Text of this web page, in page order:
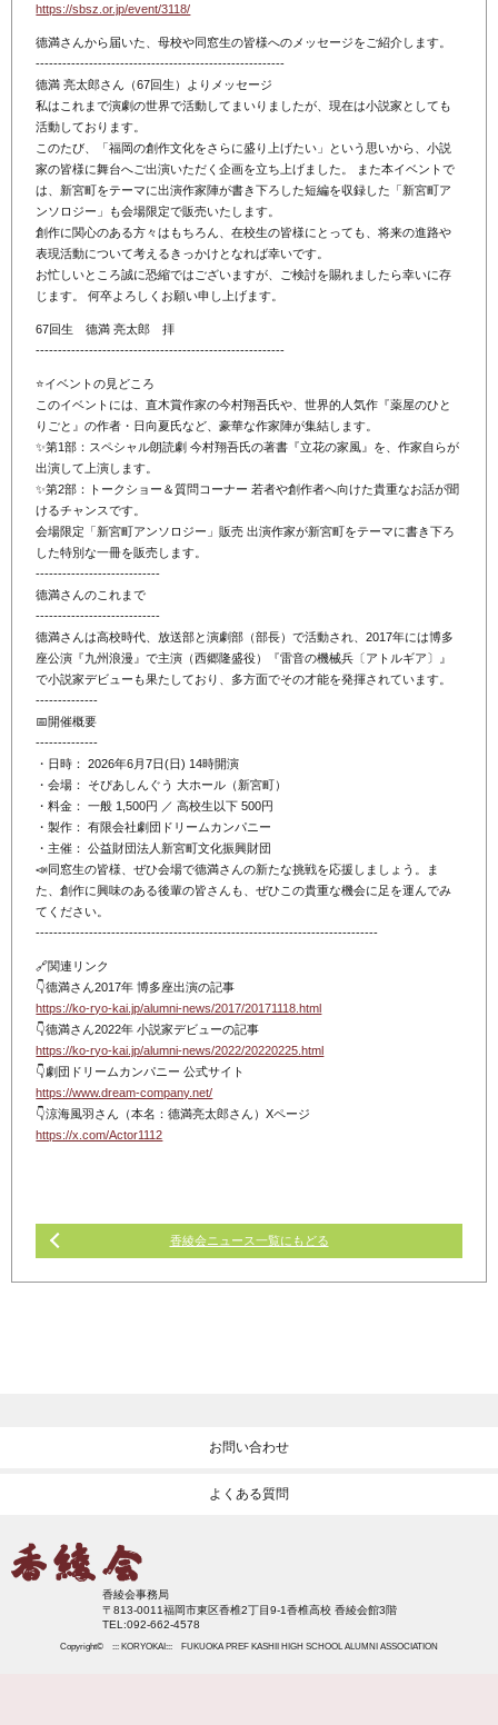
https://sbsz.or.jp/event/3118/
德満さんから届いた、母校や同窓生の皆様へのメッセージをご紹介します。
--------------------------------------------------------
德満 亮太郎さん（67回生）よりメッセージ
私はこれまで演劇の世界で活動してまいりましたが、現在は小説家としても
活動しております。
このたび、「福岡の創作文化をさらに盛り上げたい」という思いから、小説
家の皆様に舞台へご出演いただく企画を立ち上げました。 また本イベントで
は、新宮町をテーマに出演作家陣が書き下ろした短編を収録した「新宮町ア
ンソロジー」も会場限定で販売いたします。
創作に関心のある方々はもちろん、在校生の皆様にとっても、将来の進路や
表現活動について考えるきっかけとなれば幸いです。
お忙しいところ誠に恐縮ではございますが、ご検討を賜れましたら幸いに存
じます。 何卒よろしくお願い申し上げます。
67回生 德満 亮太郎 拝
--------------------------------------------------------
⭐️イベントの見どころ
このイベントには、直木賞作家の今村翔吾氏や、世界的人気作『薬屋のひと
りごと』の作者・日向夏氏など、豪華な作家陣が集結します。
✨第1部：スペシャル朗読劇 今村翔吾氏の著書『立花の家風』を、作家自らが
出演して上演します。
✨第2部：トークショー＆質問コーナー 若者や創作者へ向けた貴重なお話が聞
けるチャンスです。
会場限定「新宮町アンソロジー」販売 出演作家が新宮町をテーマに書き下ろ
した特別な一冊を販売します。
----------------------------
德満さんのこれまで
----------------------------
德満さんは高校時代、放送部と演劇部（部長）で活動され、2017年には博多
座公演『九州浪漫』で主演（西郷隆盛役）『雷音の機械兵〔アトルギア〕』
で小説家デビューも果たしており、多方面でその才能を発揮されています。
--------------
📅開催概要
--------------
・日時： 2026年6月7日(日) 14時開演
・会場： そぴあしんぐう 大ホール（新宮町）
・料金： 一般 1,500円 ／ 高校生以下 500円
・製作： 有限会社劇団ドリームカンパニー
・主催： 公益財団法人新宮町文化振興財団
📣同窓生の皆様、ぜひ会場で德満さんの新たな挑戦を応援しましょう。ま
た、創作に興味のある後輩の皆さんも、ぜひこの貴重な機会に足を運んでみ
てください。
-----------------------------------------------------------------------------
🔗関連リンク
👇德満さん2017年 博多座出演の記事
https://ko-ryo-kai.jp/alumni-news/2017/20171118.html
👇德満さん2022年 小説家デビューの記事
https://ko-ryo-kai.jp/alumni-news/2022/20220225.html
👇劇団ドリームカンパニー 公式サイト
https://www.dream-company.net/
👇涼海風羽さん（本名：德満亮太郎さん）Xページ
https://x.com/Actor1112
香綾会ニュース一覧にもどる
お問い合わせ
よくある質問
香綾会事務局
〒813-0011福岡市東区香椎2丁目9-1香椎高校 香綾会館3階
TEL:092-662-4578
Copyright© ::: KORYOKAI::: FUKUOKA PREF KASHII HIGH SCHOOL ALUMNI ASSOCIATION